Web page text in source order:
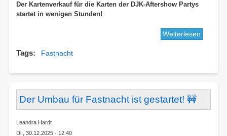
Der Kartenverkauf für die Karten der DJK-Aftershow Partys
startet in wenigen Stunden!
Weiterlesen
Tags Fastnacht
Der Umbau für Fastnacht ist gestartet! 🚧
Leandra Hardt
Di., 30.12.2025 - 12:40